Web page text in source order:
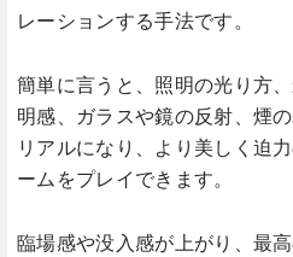
レーションする手法です。
簡単に言うと、照明の光り方
明感、ガラスや鏡の反射、煙
リアルになり、より美しく迫
ームをプレイできます。
臨場感や没入感が上がり、最